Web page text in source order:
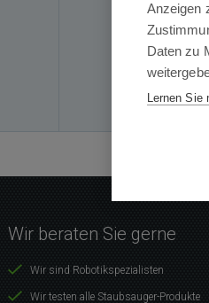
×
Wir beraten Sie gerne
Wir sind Robotikspezialisten
Wir testen alle Staubsauger-Produkte
Anzeigen
Daten zu
Lernen Sie